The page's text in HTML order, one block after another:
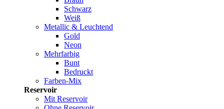
Schwarz
Weiß
Metallic & Leuchtend
Gold
Neon
Mehrfarbig
Bunt
Bedruckt
Farben-Mix
Reservoir
Mit Reservoir